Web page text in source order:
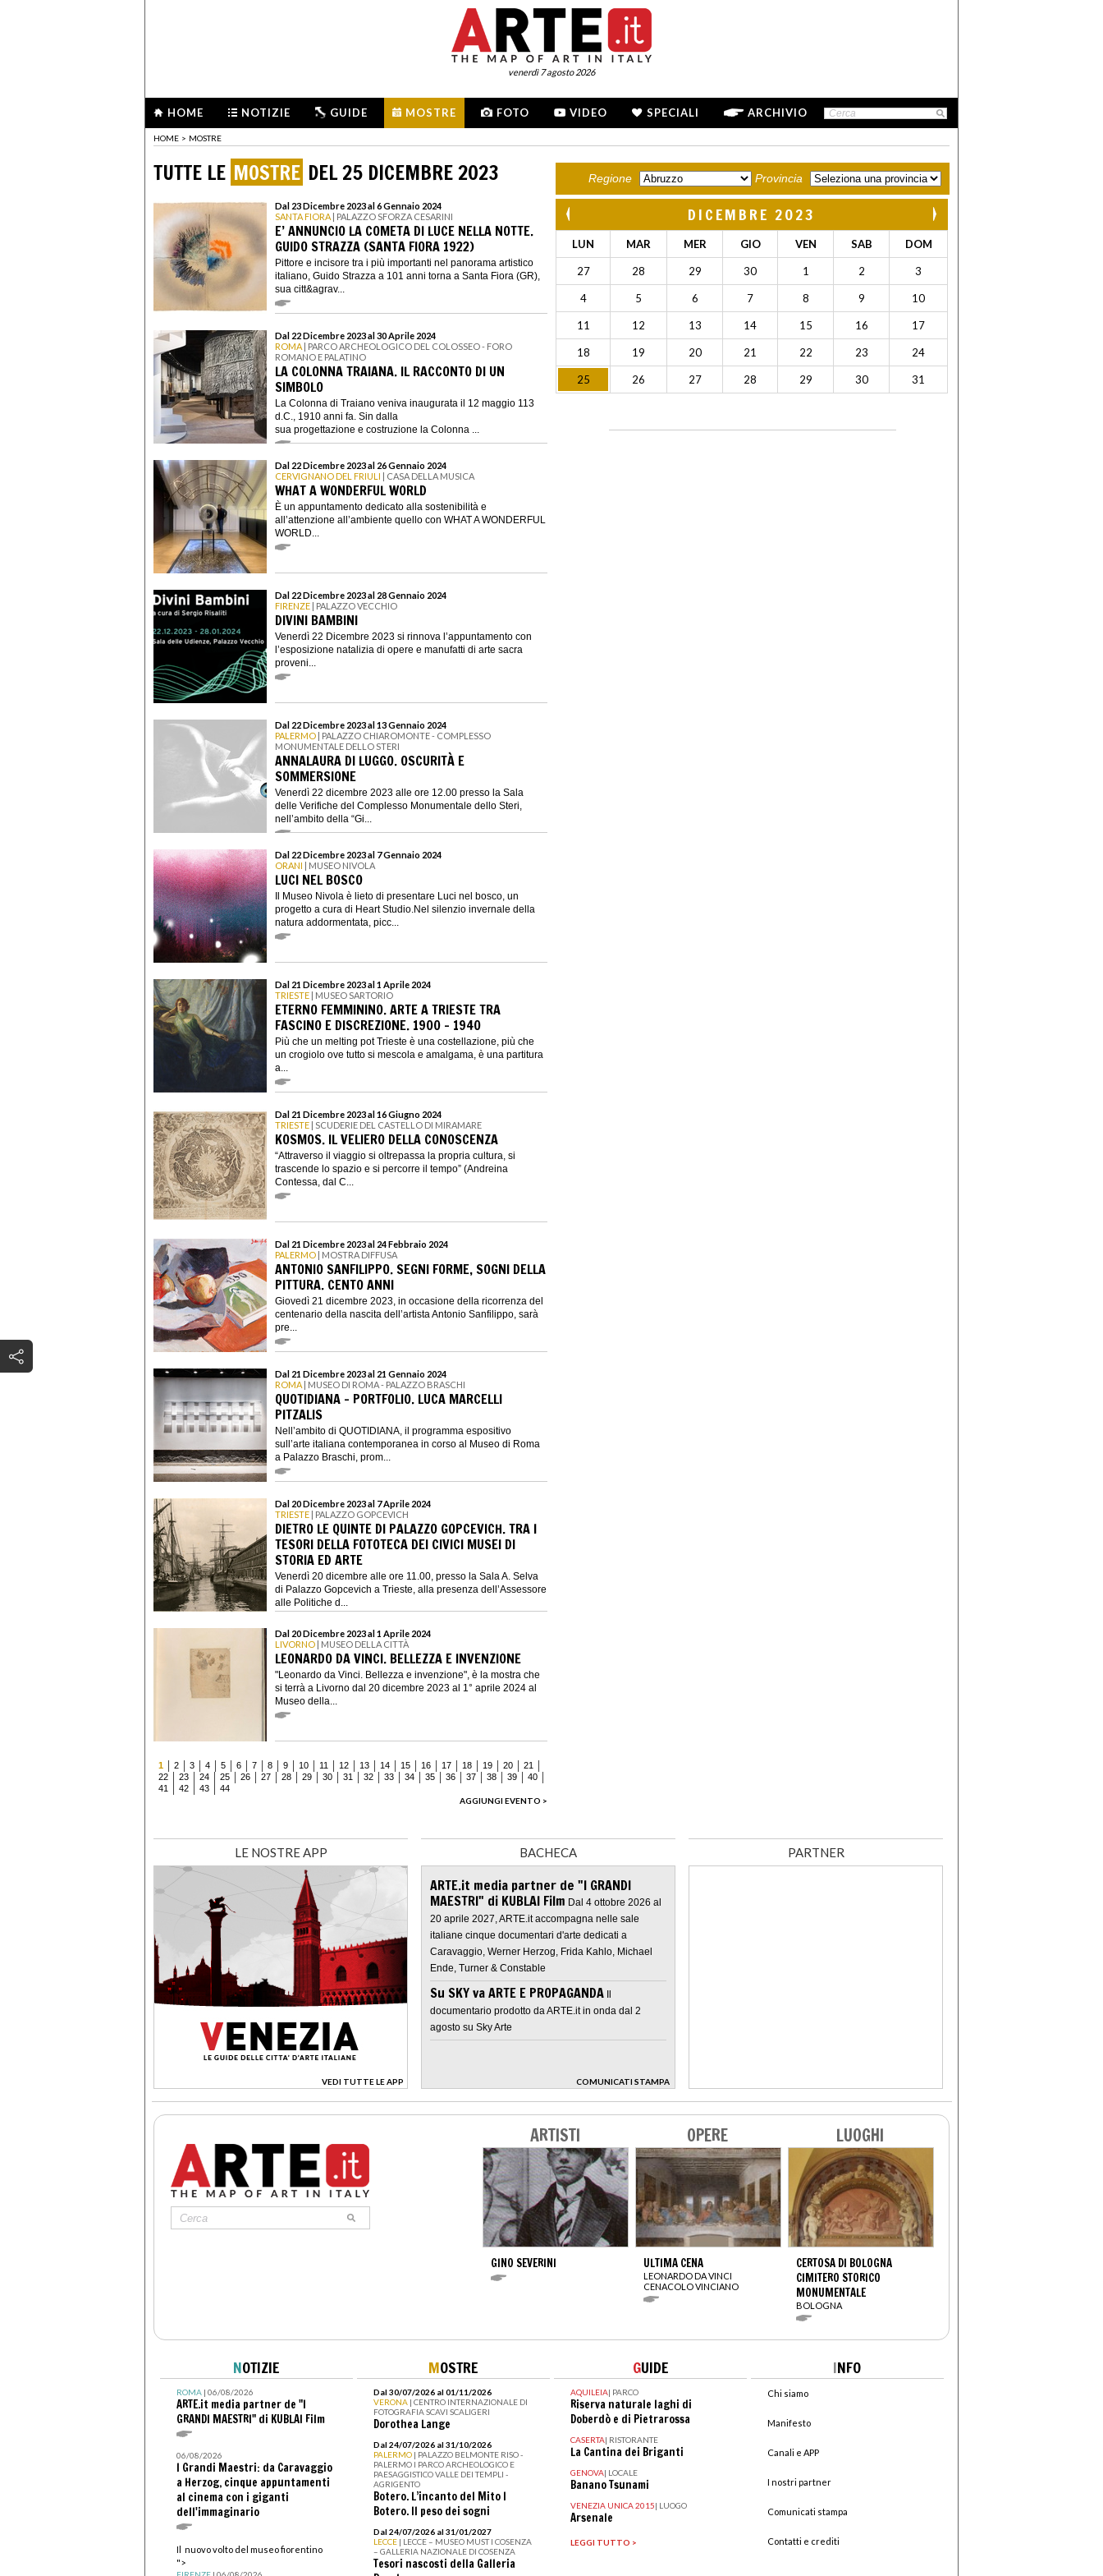
venerdì 7 agosto 2026
HOME NOTIZIE GUIDE MOSTRE FOTO VIDEO SPECIALI ARCHIVIO
HOME > MOSTRE
TUTTE LE MOSTRE DEL 25 DICEMBRE 2023
Dal 23 Dicembre 2023 al 6 Gennaio 2024
SANTA FIORA | PALAZZO SFORZA CESARINI
E’ ANNUNCIO LA COMETA DI LUCE NELLA NOTTE.
GUIDO STRAZZA (SANTA FIORA 1922)
Pittore e incisore tra i più importanti nel panorama artistico
italiano, Guido Strazza a 101 anni torna a Santa Fiora (GR),
sua citt&agrav...
Dal 22 Dicembre 2023 al 30 Aprile 2024
ROMA | PARCO ARCHEOLOGICO DEL COLOSSEO - FORO
ROMANO E PALATINO
LA COLONNA TRAIANA. IL RACCONTO DI UN
SIMBOLO
La Colonna di Traiano veniva inaugurata il 12 maggio 113
d.C., 1910 anni fa. Sin dalla
sua progettazione e costruzione la Colonna ...
Dal 22 Dicembre 2023 al 26 Gennaio 2024
CERVIGNANO DEL FRIULI | CASA DELLA MUSICA
WHAT A WONDERFUL WORLD
È un appuntamento dedicato alla sostenibilità e
all’attenzione all’ambiente quello con WHAT A WONDERFUL
WORLD...
Dal 22 Dicembre 2023 al 28 Gennaio 2024
FIRENZE | PALAZZO VECCHIO
DIVINI BAMBINI
Venerdì 22 Dicembre 2023 si rinnova l’appuntamento con
l’esposizione natalizia di opere e manufatti di arte sacra
proveni...
Dal 22 Dicembre 2023 al 13 Gennaio 2024
PALERMO | PALAZZO CHIAROMONTE - COMPLESSO
MONUMENTALE DELLO STERI
ANNALAURA DI LUGGO. OSCURITÀ E
SOMMERSIONE
Venerdì 22 dicembre 2023 alle ore 12.00 presso la Sala
delle Verifiche del Complesso Monumentale dello Steri,
nell’ambito della “Gi...
Dal 22 Dicembre 2023 al 7 Gennaio 2024
ORANI | MUSEO NIVOLA
LUCI NEL BOSCO
Il Museo Nivola è lieto di presentare Luci nel bosco, un
progetto a cura di Heart Studio.Nel silenzio invernale della
natura addormentata, picc...
Dal 21 Dicembre 2023 al 1 Aprile 2024
TRIESTE | MUSEO SARTORIO
ETERNO FEMMININO. ARTE A TRIESTE TRA
FASCINO E DISCREZIONE. 1900 – 1940
Più che un melting pot Trieste è una costellazione, più che
un crogiolo ove tutto si mescola e amalgama, è una partitura
a...
Dal 21 Dicembre 2023 al 16 Giugno 2024
TRIESTE | SCUDERIE DEL CASTELLO DI MIRAMARE
KOSMOS. IL VELIERO DELLA CONOSCENZA
“Attraverso il viaggio si oltrepassa la propria cultura, si
trascende lo spazio e si percorre il tempo” (Andreina
Contessa, dal C...
Dal 21 Dicembre 2023 al 24 Febbraio 2024
PALERMO | MOSTRA DIFFUSA
ANTONIO SANFILIPPO. SEGNI FORME, SOGNI DELLA
PITTURA. CENTO ANNI
Giovedì 21 dicembre 2023, in occasione della ricorrenza del
centenario della nascita dell’artista Antonio Sanfilippo, sarà
pre...
Dal 21 Dicembre 2023 al 21 Gennaio 2024
ROMA | MUSEO DI ROMA - PALAZZO BRASCHI
QUOTIDIANA - PORTFOLIO. LUCA MARCELLI
PITZALIS
Nell’ambito di QUOTIDIANA, il programma espositivo
sull’arte italiana contemporanea in corso al Museo di Roma
a Palazzo Braschi, prom...
Dal 20 Dicembre 2023 al 7 Aprile 2024
TRIESTE | PALAZZO GOPCEVICH
DIETRO LE QUINTE DI PALAZZO GOPCEVICH. TRA I
TESORI DELLA FOTOTECA DEI CIVICI MUSEI DI
STORIA ED ARTE
Venerdì 20 dicembre alle ore 11.00, presso la Sala A. Selva
di Palazzo Gopcevich a Trieste, alla presenza dell’Assessore
alle Politiche d...
Dal 20 Dicembre 2023 al 1 Aprile 2024
LIVORNO | MUSEO DELLA CITTÀ
LEONARDO DA VINCI. BELLEZZA E INVENZIONE
"Leonardo da Vinci. Bellezza e invenzione", è la mostra che
si terrà a Livorno dal 20 dicembre 2023 al 1° aprile 2024 al
Museo della...
1 2 3 4 5 6 7 8 9 10 11 12 13 14 15 16 17 18 19 20
21
22
23 24 25 26 27 28 29 30 31 32 33 34 35 36 37 38 39
40
41
42 43
44
AGGIUNGI EVENTO >
Regione Provincia
DICEMBRE 2023
LUN MAR MER GIO VEN SAB DOM
27 28 29 30 1 2 3
4 5 6 7 8 9 10
11 12 13 14 15 16 17
18 19 20 21 22 23 24
25 26 27 28 29 30 31
LE NOSTRE APP
VEDI TUTTE LE APP
>
BACHECA
ARTE.it media partner de "I GRANDI
MAESTRI" di KUBLAI Film Dal 4 ottobre 2026 al
20 aprile 2027, ARTE.it accompagna nelle sale
italiane cinque documentari d'arte dedicati a
Caravaggio, Werner Herzog, Frida Kahlo, Michael
Ende, Turner & Constable
Su SKY va ARTE E PROPAGANDA
documentario prodotto da ARTE.it in onda dal 2
agosto su Sky Arte
COMUNICATI STAMPA
>
PARTNER
ARTISTI
GINO SEVERINI
OPERE
ULTIMA CENA
LEONARDO DA VINCI
CENACOLO VINCIANO
LUOGHI
CERTOSA DI BOLOGNA
CIMITERO STORICO
MONUMENTALE
BOLOGNA
NOTIZIE
ROMA| 06/08/2026
ARTE.it media partner de "I
GRANDI MAESTRI" di KUBLAI Film
06/08/2026
I Grandi Maestri: da Caravaggio
a Herzog, cinque appuntamenti
al cinema con i giganti
dell'immaginario
Il nuovo volto del museo fiorentino
">
MOSTRE
Dal 30/07/2026 al 01/11/2026
VERONA | CENTRO INTERNAZIONALE DI
FOTOGRAFIA SCAVI SCALIGERI
Dorothea Lange
Dal 24/07/2026 al 31/10/2026
PALERMO | PALAZZO BELMONTE RISO -
PALERMO I PARCO ARCHEOLOGICO E
PAESAGGISTICO VALLE DEI TEMPLI -
AGRIGENTO
Botero. L’incanto del Mito I
Botero. Il peso dei sogni
Dal 24/07/2026 al 31/01/2027
LECCE | LECCE – MUSEO MUST I COSENZA
– GALLERIA NAZIONALE DI COSENZA
Tesori nascosti della Galleria
GUIDE
AQUILEIA| PARCO
Riserva naturale laghi di
Doberdò e di Pietrarossa
CASERTA| RISTORANTE
La Cantina dei Briganti
GENOVA| LOCALE
Banano Tsunami
VENEZIA UNICA 2015| LUOGO
Arsenale
LEGGI TUTTO >
INFO
Chi siamo
Manifesto
Canali e APP
I nostri partner
Comunicati stampa
Contatti e crediti